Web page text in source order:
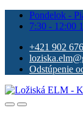
Pondelok -
7:30 - 12:00
+421 902
Odstúpenie